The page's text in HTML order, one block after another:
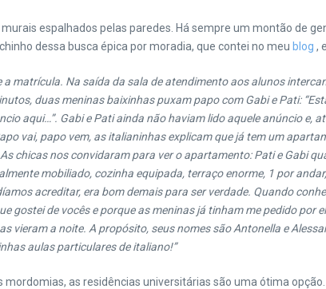
espalhados pelas paredes. Há sempre um montão de
dessa busca épica por moradia, que contei no meu blog ,
matrícula. Na saída da sala de atendimento aos alunos
duas meninas baixinhas puxam papo com Gabi e Pati:
aqui…”. Gabi e Pati ainda não haviam lido aquele anúncio
vai, papo vem, as italianinhas explicam que já tem um
chicas nos convidaram para ver o apartamento: Pati e Gabi
mobiliado, cozinha equipada, terraço enorme, 1 por
acreditar, era bom demais para ser verdade. Quando
gostei de vocês e porque as meninas já tinham me pedido por
vieram a noite. A propósito, seus nomes são Antonella e
aulas particulares de italiano!”
as residências universitárias são uma ótima